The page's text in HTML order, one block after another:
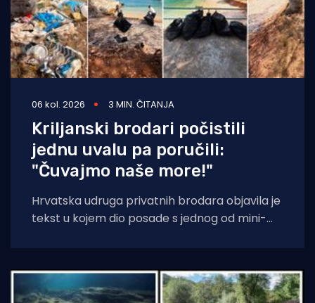
06 kol. 2026 3 MIN. ČITANJA
Kriljanski brodari počistili
jednu uvalu pa poručili:
"Čuvajmo naše more!"
Hrvatska udruga privatnih brodara objavila je
tekst u kojem dio posade s jednog od mini-